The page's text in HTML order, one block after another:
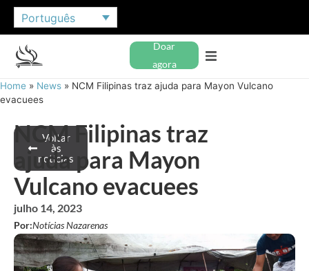
Português
Doar
agora
Home » News » NCM Filipinas traz ajuda para Mayon Vulcano
evacuees
Voltar
às
notícias
NCM Filipinas traz
ajuda para Mayon
Vulcano evacuees
julho 14, 2023
Por:Notícias Nazarenas